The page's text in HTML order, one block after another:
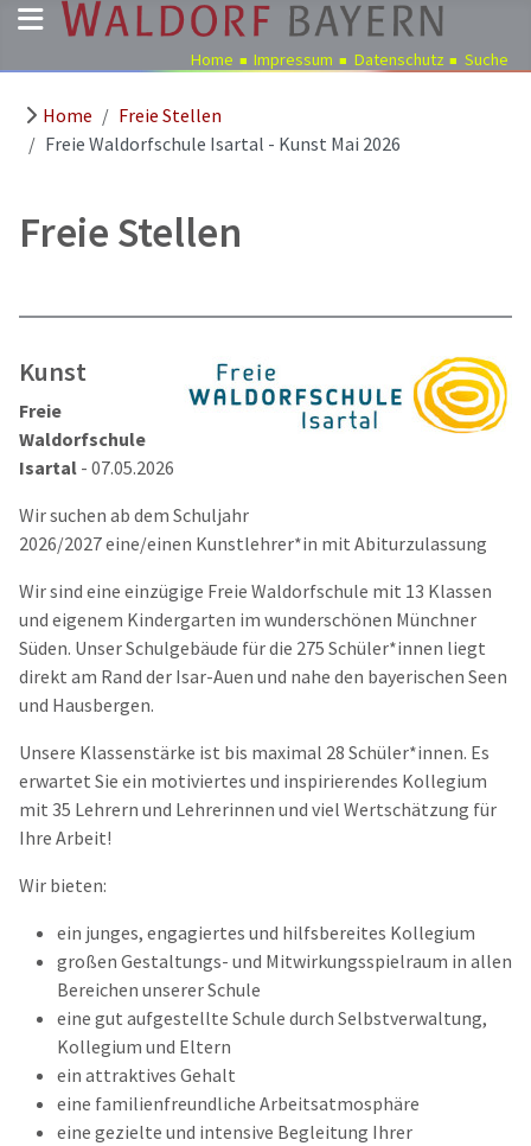
Pädagogik
Kindergärten
Ausbildung
Stellen
Termine
Home Impressum Datenschutz Suche
Home
Freie Stellen
Freie Waldorfschule Isartal - Kunst Mai 2026
Freie Stellen
Kunst
Freie
Waldorfschule
Isartal - 07.05.2026
Wir suchen ab dem Schuljahr
2026/2027 eine/einen Kunstlehrer*in mit Abiturzulassung
Wir sind eine einzügige Freie Waldorfschule mit 13 Klassen
und eigenem Kindergarten im wunderschönen Münchner
Süden. Unser Schulgebäude für die 275 Schüler*innen liegt
direkt am Rand der Isar-Auen und nahe den bayerischen Seen
und Hausbergen.
Unsere Klassenstärke ist bis maximal 28 Schüler*innen. Es
erwartet Sie ein motiviertes und inspirierendes Kollegium
mit 35 Lehrern und Lehrerinnen und viel Wertschätzung für
Ihre Arbeit!
Wir bieten:
ein junges, engagiertes und hilfsbereites Kollegium
großen Gestaltungs- und Mitwirkungsspielraum in allen
Bereichen unserer Schule
eine gut aufgestellte Schule durch Selbstverwaltung,
Kollegium und Eltern
ein attraktives Gehalt
eine familienfreundliche Arbeitsatmosphäre
eine gezielte und intensive Begleitung Ihrer